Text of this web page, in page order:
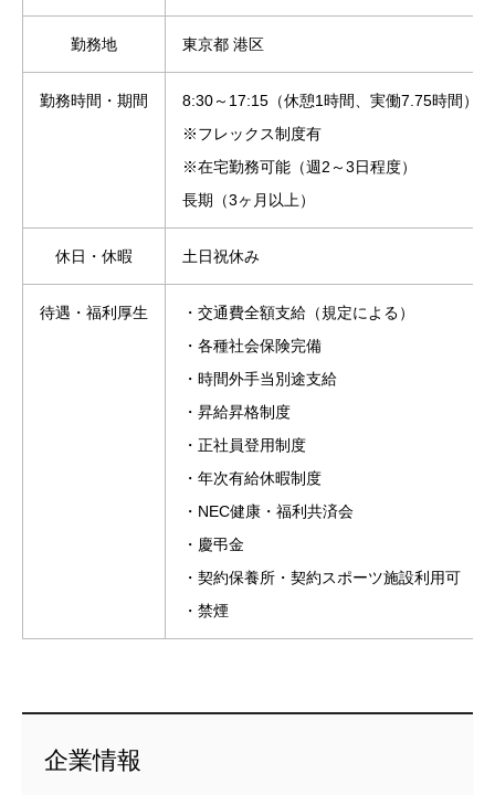
勤務地 東京都 港区
勤務時間・期間
8:30～17:15（休憩1時間、実働7.75時間）
※フレックス制度有
※在宅勤務可能（週2～3日程度）
長期（3ヶ月以上）
休日・休暇 土日祝休み
待遇・福利厚生
・交通費全額支給（規定による）
・各種社会保険完備
・時間外手当別途支給
・昇給昇格制度
・正社員登用制度
・年次有給休暇制度
・NEC健康・福利共済会
・慶弔金
・契約保養所・契約スポーツ施設利用可
・禁煙
企業情報